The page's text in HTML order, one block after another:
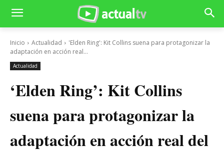
Inicio Actualidad
'Elden Ring': Kit Collins suena para protagonizar la
adaptación en acción real...
Actualidad
‘Elden Ring’: Kit Collins
suena para protagonizar la
adaptación en acción real del